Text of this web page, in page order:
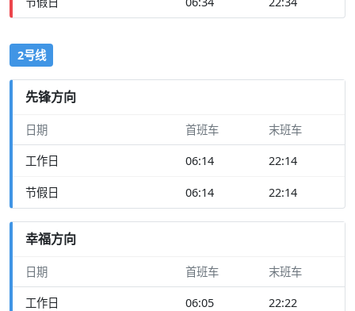
2号线
先锋方向
日期 首班车 末班车
工作日 06:14 22:14
节假日 06:14 22:14
幸福方向
日期 首班车 末班车
工作日 06:05 22:22